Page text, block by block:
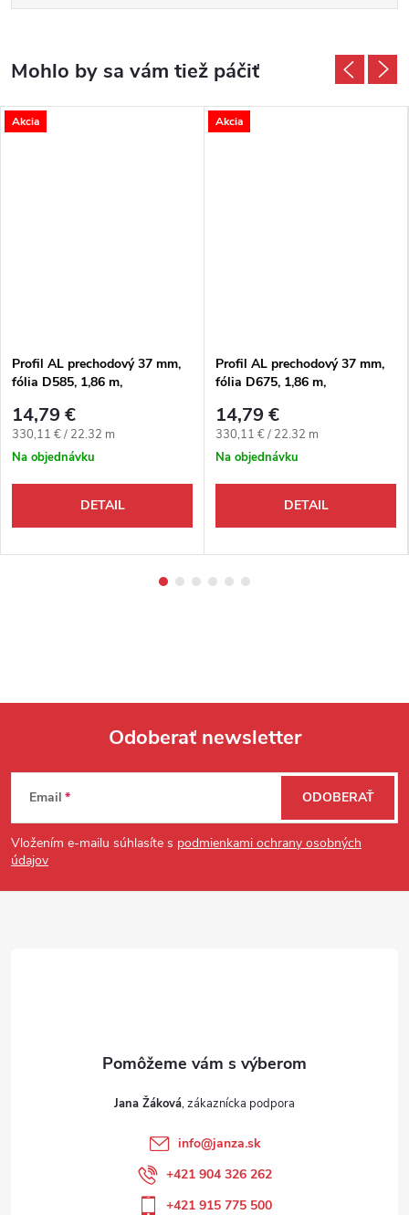
Akcia
Profil AL prechodový 37 mm,
fólia D585, 1,86 m,
3v1 Egger
14,79 €
Jednotková cena:
330,11 € / 22.32 m
Na objednávku
DETAIL
Akcia
Profil AL prechodový 37 mm,
fólia D675, 1,86 m,
3v1 Egger
14,79 €
Jednotková cena:
330,11 € / 22.32 m
Na objednávku
DETAIL
Zápätie
Odoberať newsletter
Email
Vložením e-mailu súhlasíte s podmienkami ochrany osobných
údajov
ODOBERAŤ
Jana Žáková
info@janza.sk
+421 904 326 262
+421 915 775 500